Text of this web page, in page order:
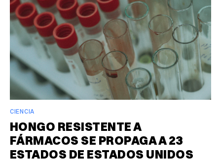
CIENCIA
HONGO RESISTENTE A
FÁRMACOS SE PROPAGA A 23
ESTADOS DE ESTADOS UNIDOS